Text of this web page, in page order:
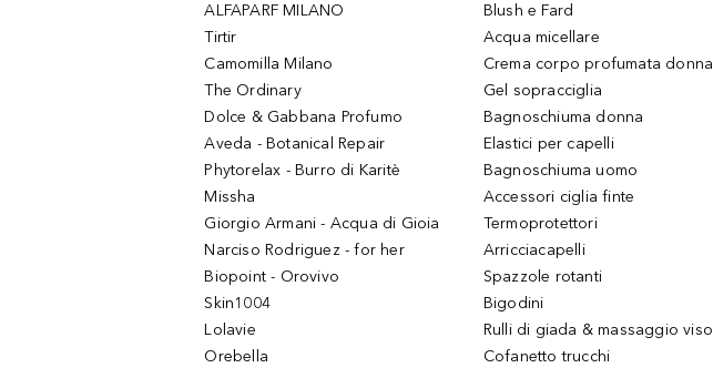
ALFAPARF MILANO
Tirtir
Camomilla Milano
The Ordinary
Dolce & Gabbana Profumo
Aveda - Botanical Repair
Phytorelax - Burro di Karitè
Missha
Giorgio Armani - Acqua di Gioia
Narciso Rodriguez - for her
Biopoint - Orovivo
Skin1004
Lolavie
Orebella
Blush e Fard
Acqua micellare
Crema corpo profumata donna
Gel sopracciglia
Bagnoschiuma donna
Elastici per capelli
Bagnoschiuma uomo
Accessori ciglia finte
Termoprotettori
Arricciacapelli
Spazzole rotanti
Bigodini
Rulli di giada & massaggio viso
Cofanetto trucchi